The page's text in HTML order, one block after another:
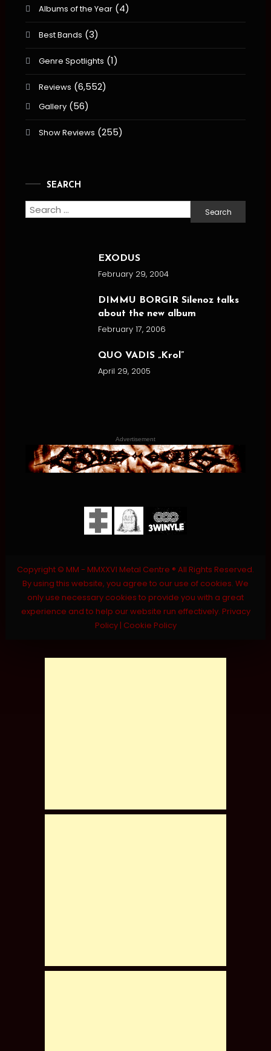
Albums of the Year(4)
Best Bands (3)
Genre Spotlights (1)
Reviews (6,552)
Gallery(56)
Show Reviews (255)
SEARCH
Search
for:
EXODUS
February 29, 2004
DIMMU BORGIR Silenoz talks
about the new album
February 17, 2006
QUO VADIS „Krol”
April 29, 2005
Advertisement
Copyright © MM - MMXXVI Metal Centre ® All Rights Reserved.
By using this website, you agree to our use of cookies. We
only use necessary cookies to provide you with a great
experience and to help our website run effectively. Privacy
Policy| Cookie Policy